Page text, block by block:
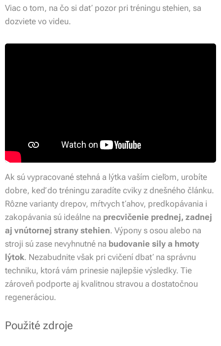
Viac o tom, na čo si dať pozor pri tréningu stehien, sa
dozviete vo videu.
Ak sú vypracované stehná a lýtka vaším cieľom, urobíte
dobre, keď do tréningu zaradíte cviky z dnešného článku.
Rôzne varianty drepov, mŕtvych ťahov, predkopávania i
zakopávania sú ideálne na precvičenie prednej, zadnej
aj vnútornej strany stehien. Výpony s osou alebo na
stroji sú zase nevyhnutné na budovanie sily a hmoty
lýtok. Nezabudnite však pri cvičení dbať na správnu
techniku, ktorá vám prinesie najlepšie výsledky. Tie
zároveň podporte aj kvalitnou stravou a dostatočnou
regeneráciou.
Použité zdroje